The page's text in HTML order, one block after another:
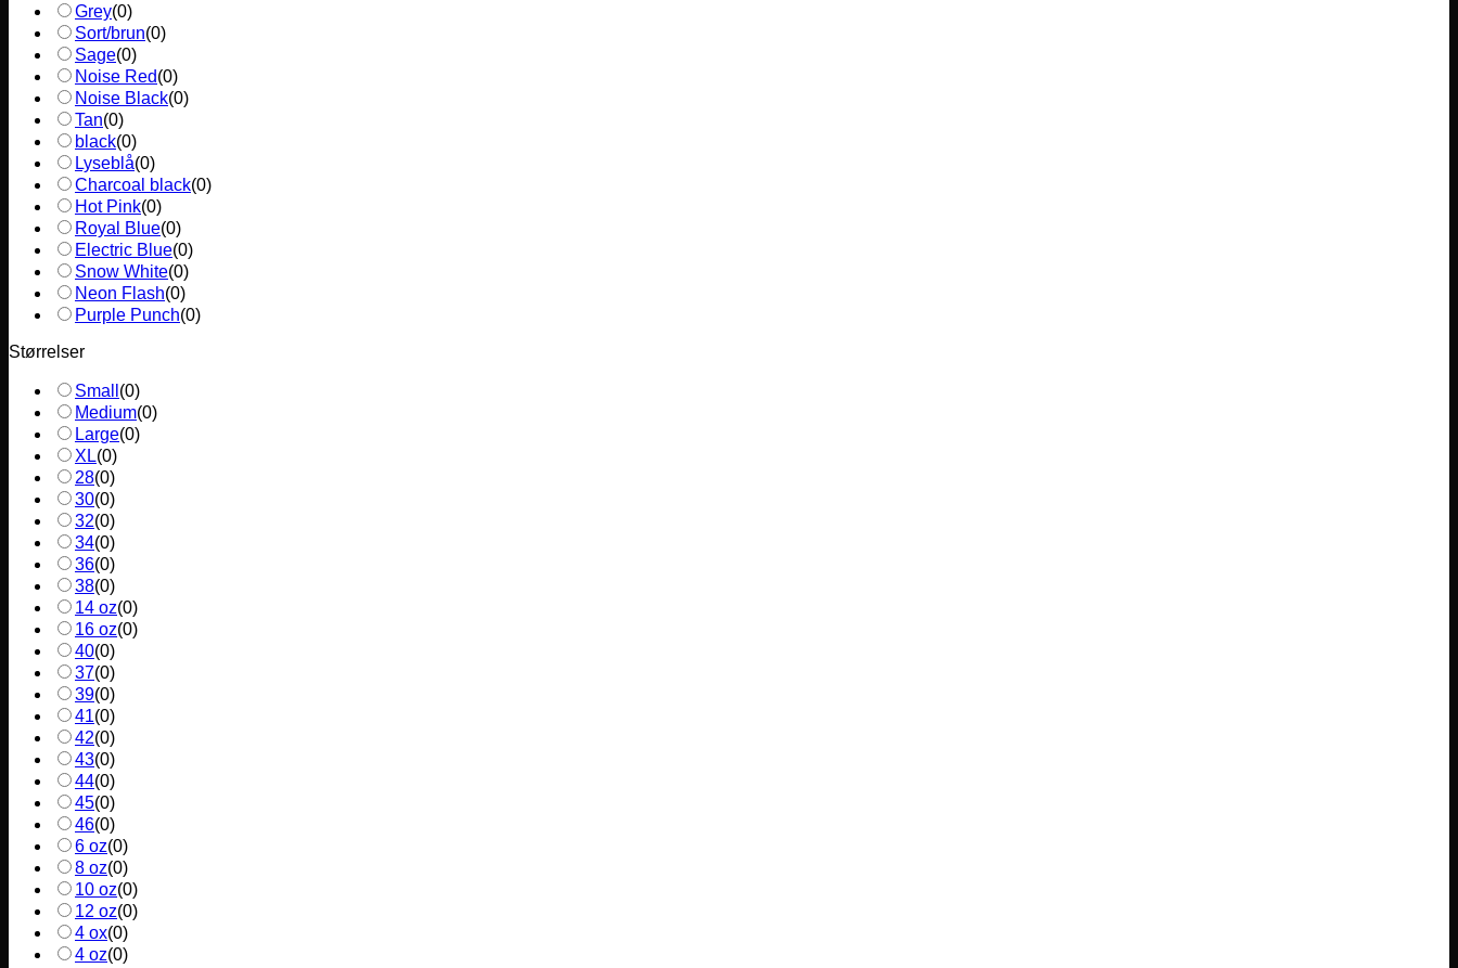
Grey(0)
Sort/brun(0)
Sage(0)
Noise Red(0)
Noise Black(0)
Tan(0)
black(0)
Lyseblå(0)
Charcoal black(0)
Hot Pink(0)
Royal Blue(0)
Electric Blue(0)
Snow White(0)
Neon Flash(0)
Purple Punch(0)
Størrelser
Small (0)
Medium(0)
Large(0)
XL(0)
28(0)
30(0)
32(0)
34(0)
36(0)
38(0)
14 oz(0)
16 oz(0)
40(0)
37(0)
39(0)
41(0)
42(0)
43(0)
44(0)
45(0)
46(0)
6 oz(0)
8 oz(0)
10 oz(0)
12 oz(0)
4 ox(0)
4 oz(0)